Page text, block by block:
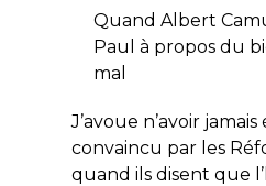
Quand Albert
Paul à propos du
mal
J’avoue n’avoir jamais
convaincu par les
quand ils disent que